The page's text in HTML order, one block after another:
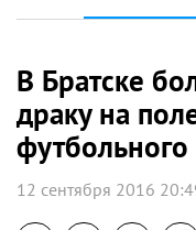
В Братске
драку на
12 сентября 2016